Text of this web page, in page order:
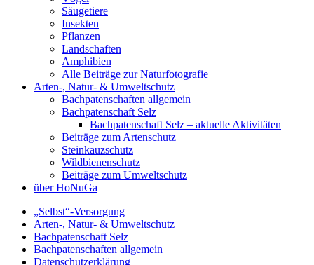
Säugetiere
Insekten
Pflanzen
Landschaften
Amphibien
Alle Beiträge zur Naturfotografie
Arten-, Natur- & Umweltschutz
Bachpatenschaften allgemein
Bachpatenschaft Selz
Bachpatenschaft Selz – aktuelle Aktivitäten
Beiträge zum Artenschutz
Steinkauzschutz
Wildbienenschutz
Beiträge zum Umweltschutz
über HoNuGa
„Selbst“-Versorgung
Arten-, Natur- & Umweltschutz
Bachpatenschaft Selz
Bachpatenschaften allgemein
Datenschutzerklärung